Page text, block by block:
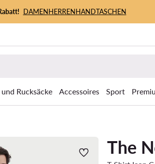
DAMENHERRENHANDTASCHEN
und Rucksäcke Accessoires Sport
The